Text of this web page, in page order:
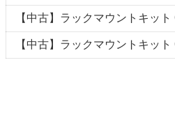
【中古】ラックマウントキッ
【中古】ラックマウントキッ